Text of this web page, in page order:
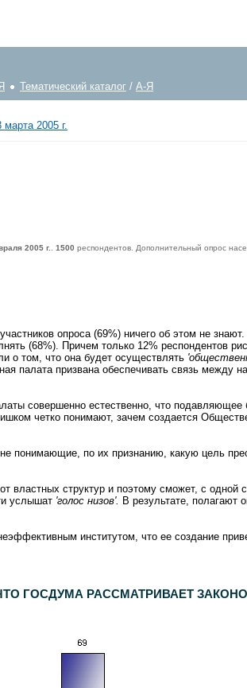
Тематический каталог / А-Я
2005 г.
2005 г. 1500 респондентов. Дополнительный опрос
опроса (69%) ничего об этом не
(68%). Причем только 12% респондентов
о том, что она будет осуществлять
палата призвана обеспечивать связь между
совершенно естественно, что
четко понимают, зачем создается
понимающие, по их признанию, какую цель
структур и поэтому сможет, с одной
услышат 'голос низов'. В результате, полагают
институтом, что ее создание
ГОСДУМА РАССМАТРИВАЕТ